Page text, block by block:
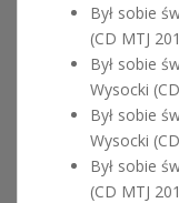
Był sobie
(CD MTJ
Był sobie
Wysocki
Był sobie
Wysocki
Był sobie
(CD MTJ